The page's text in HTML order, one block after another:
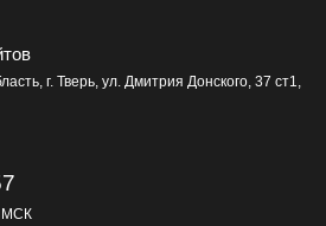
г. Тверь, ул. Дмитрия Донского, 37 ст1,
МСК